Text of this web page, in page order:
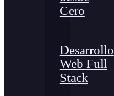
Cero
Desarrollo
Web Full
Stack